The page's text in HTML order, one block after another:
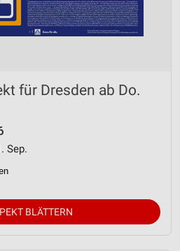
für Dresden ab Do.
Sep.
BLÄTTERN